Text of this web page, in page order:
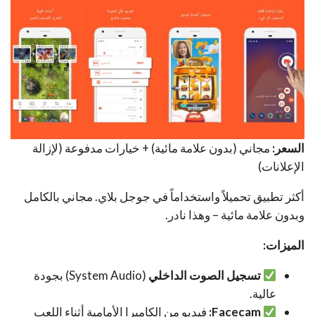
السعر: مجاني (بدون علامة مائية) + خيارات مدفوعة (لإزالة
الإعلانات)
أكثر تطبيق تحميلاً واستخداماً في جوجل بلاي. مجاني بالكامل
وبدون علامة مائية – وهذا نادر.
الميزات:
تسجيل الصوت الداخلي
(System Audio) بجودة
عالية.
Facecam: فيديو من الكاميرا الأمامية أثناء اللعب